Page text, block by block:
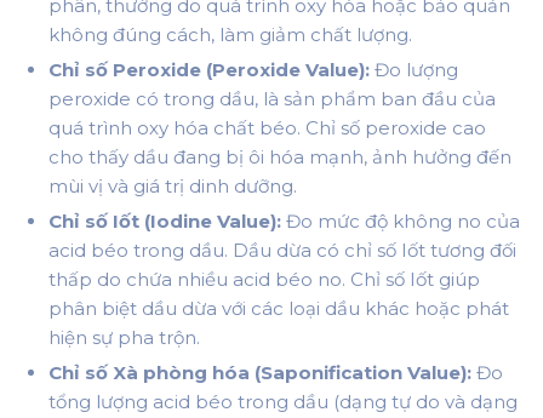
phân, thường do quá trình oxy hóa hoặc bảo quản
không đúng cách, làm giảm chất lượng.
Chỉ số Peroxide (Peroxide Value): Đo lượng
peroxide có trong dầu, là sản phẩm ban đầu của
quá trình oxy hóa chất béo. Chỉ số peroxide cao
cho thấy dầu đang bị ôi hóa mạnh, ảnh hưởng đến
mùi vị và giá trị dinh dưỡng.
Chỉ số Iốt (Iodine Value): Đo mức độ không no của
acid béo trong dầu. Dầu dừa có chỉ số Iốt tương đối
thấp do chứa nhiều acid béo no. Chỉ số Iốt giúp
phân biệt dầu dừa với các loại dầu khác hoặc phát
hiện sự pha trộn.
Chỉ số Xà phòng hóa (Saponification Value): Đo
tổng lượng acid béo trong dầu (dạng tự do và dạng